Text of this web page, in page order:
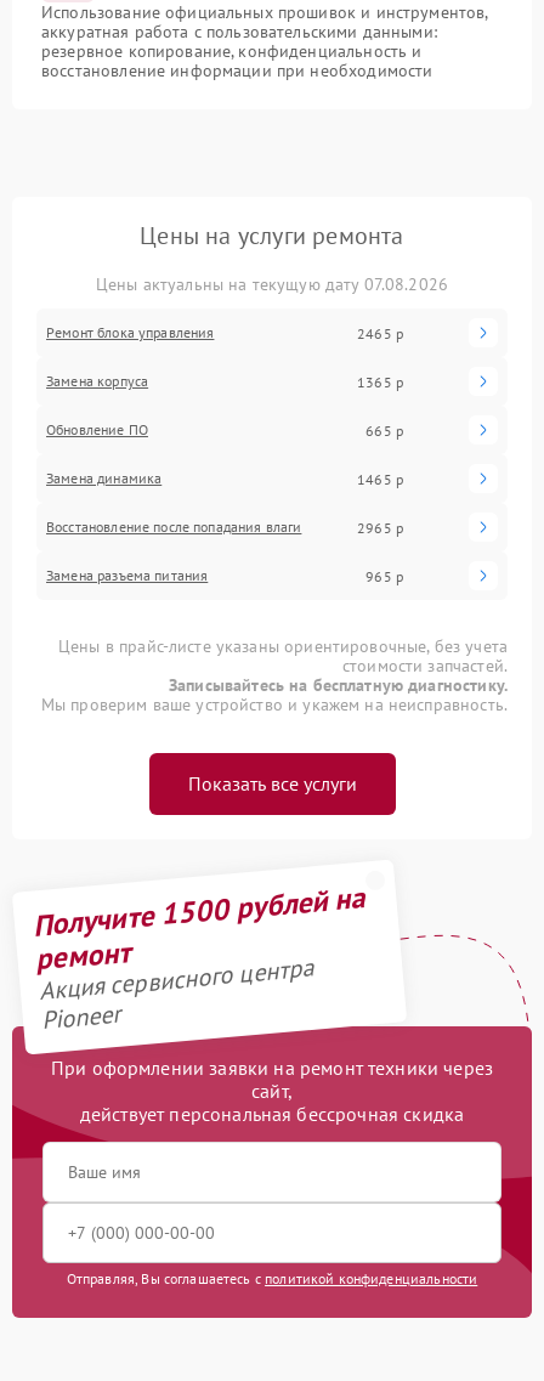
Использование официальных прошивок и инструментов,
аккуратная работа с пользовательскими данными:
резервное копирование, конфиденциальность и
восстановление информации при необходимости
Цены на услуги ремонта
Цены актуальны на текущую дату 07.08.2026
Ремонт блока управления 2465 р
Замена корпуса 1365 р
Обновление ПО 665 р
Замена динамика 1465 р
Восстановление после попадания влаги 2965 р
Замена разъема питания 965 р
Цены в прайс-листе указаны ориентировочные, без учета
стоимости запчастей.
Записывайтесь на бесплатную диагностику.
Мы проверим ваше устройство и укажем на неисправность.
Показать все услуги
Получите 1500 рублей на
ремонт
Акция сервисного центра
Pioneer
При оформлении заявки на ремонт техники через
сайт,
действует персональная бессрочная скидка
Отправляя, Вы соглашаетесь с политикой конфиденциальности